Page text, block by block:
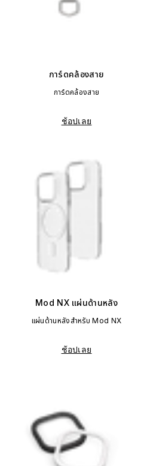
การ์ดคล้องสาย
การ์ดคล้องสาย
ช้อปเลย
Mod NX แผ่นด้านหลัง
แผ่นด้านหลังสำหรับ Mod NX
ช้อปเลย